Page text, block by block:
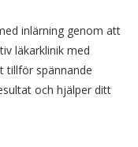
inlärning genom att
läkarklinik med
tillför spännande
och hjälper ditt